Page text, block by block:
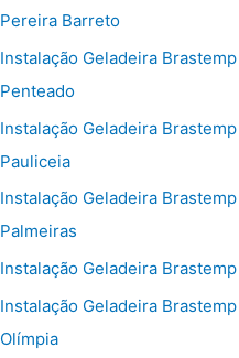
Pereira Barreto
Instalação Geladeira
Penteado
Instalação Geladeira
Pauliceia
Instalação Geladeira
Palmeiras
Instalação Geladeira
Instalação Geladeira
Olímpia